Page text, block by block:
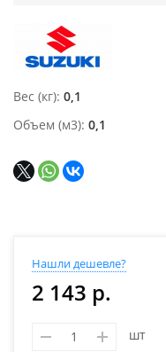
Вес (кг) 0,1
Объем (м3) 0,1
Нашли дешевле?
2 143 р.
шт